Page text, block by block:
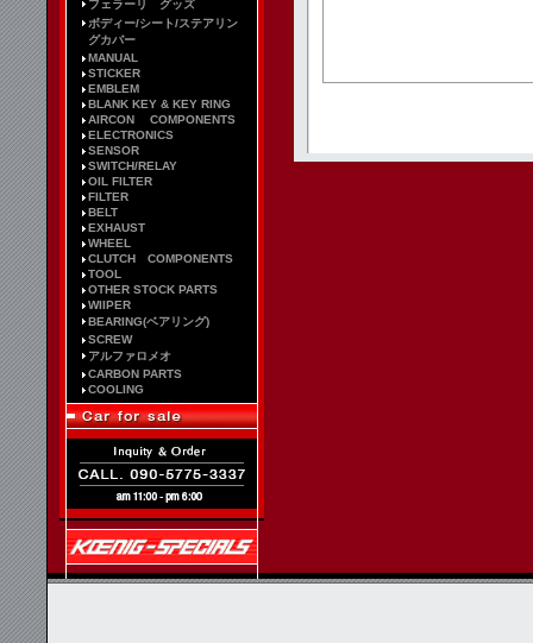
フェラーリ グッズ
ボディー/シート/ステアリン
グカバー
MANUAL
STICKER
EMBLEM
BLANK KEY & KEY RING
AIRCON COMPONENTS
ELECTRONICS
SENSOR
SWITCH/RELAY
OIL FILTER
FILTER
BELT
EXHAUST
WHEEL
CLUTCH COMPONENTS
TOOL
OTHER STOCK PARTS
WIIPER
BEARING(ベアリング)
SCREW
アルファロメオ
CARBON PARTS
COOLING